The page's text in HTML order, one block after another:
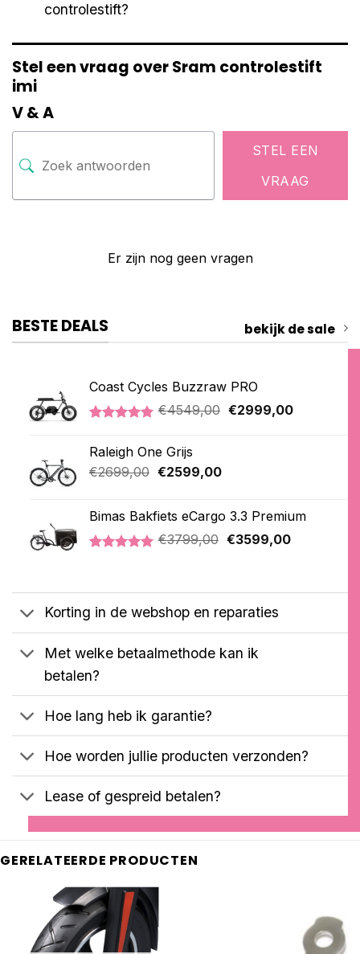
controlestift?
Stel een vraag over Sram controlestift
imi
V & A
STEL EEN
VRAAG
Er zijn nog geen vragen
BESTE DEALS bekijk de sale
Coast Cycles Buzzraw PRO
gebaseerd
op
klantbeoordeling
€4549,00 Oorspronkelijke
€2999,00Huidige
Raleigh One Grijs
€2699,00 Oorspronkelijke
€2699,00.
€2599,00Huidige
€2599,00.
Bimas Bakfiets eCargo 3.3 Premium
klantbeoordelingen
€3799,00 Oorspronkelijke
€3599,00Huidige
Korting in de webshop en reparaties
Met welke betaalmethode kan ik
betalen?
Hoe lang heb ik garantie?
Hoe worden jullie producten verzonden?
Lease of gespreid betalen?
GERELATEERDE PRODUCTEN